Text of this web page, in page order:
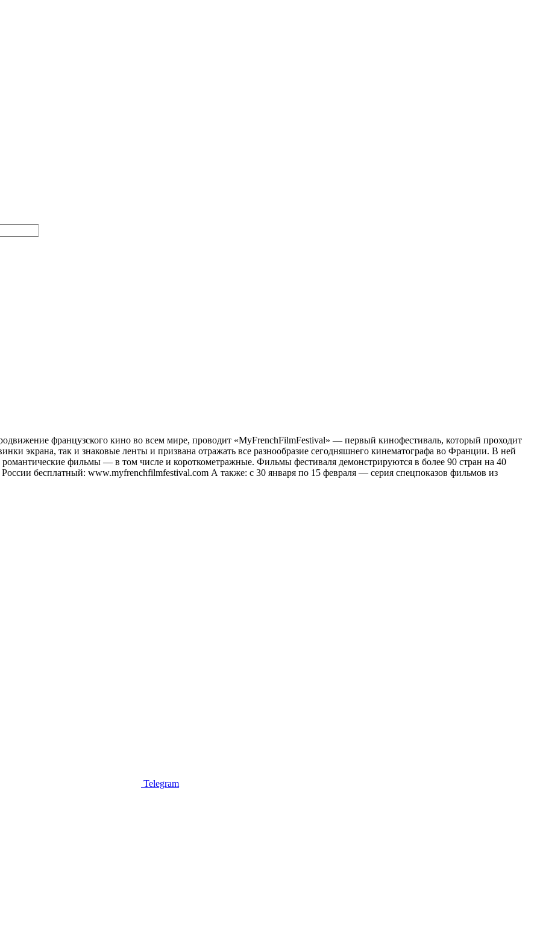
французского кино во всем мире, проводит «MyFrenchFilmFestival» — первый кинофестиваль, который проходит
экрана, так и знаковые ленты и призвана отражать все разнообразие сегодняшнего кинематографа во Франции. В ней
фильмы — в том числе и короткометражные. Фильмы фестиваля демонстрируются в более 90 стран на 40
бесплатный: www.myfrenchfilmfestival.com А также: с 30 января по 15 февраля — серия спецпоказов фильмов из
Telegram